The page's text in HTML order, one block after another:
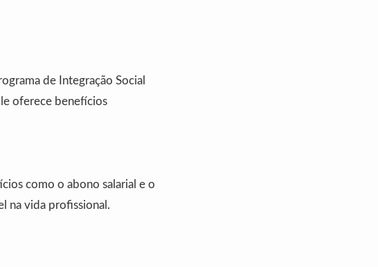
de Integração Social
oferece benefícios
como o abono salarial e o
na vida profissional.